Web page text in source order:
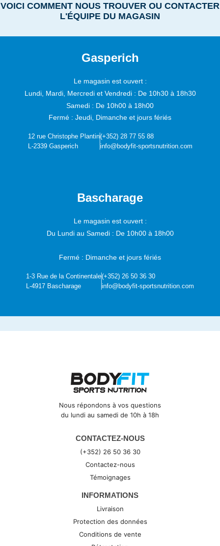
VOICI COMMENT NOUS TROUVER OU CONTACTER
L'ÉQUIPE DU MAGASIN
Gasperich
Le magasin est ouvert :
Lundi, Mardi, Mercredi et Vendredi : De 10h30 à 18h30
Samedi : De 10h00 à 18h00
Fermé : Jeudi, Dimanche et jours fériés
12 rue Christophe Plantin
L-2339 Gasperich
(+352) 28 77 55 88
info@bodyfit-sportsnutrition.com
Bascharage
Le magasin est ouvert :
Du Lundi au Samedi : De 10h00 à 18h00
Fermé : Dimanche et jours fériés
1-3 Rue de la Continentale
L-4917 Bascharage
(+352) 26 50 36 30
info@bodyfit-sportsnutrition.com
Nous répondons à vos questions
du lundi au samedi de 10h à 18h
CONTACTEZ-NOUS
(+352) 26 50 36 30
Contactez-nous
Témoignages
INFORMATIONS
Livraison
Protection des données
Conditions de vente